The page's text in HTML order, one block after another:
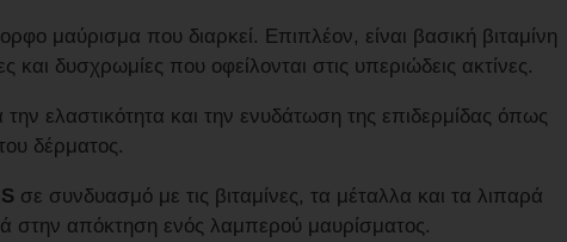
μαύρισμα που διαρκεί. Επιπλέον, είναι βασική βιταμίνη
και δυσχρωμίες που οφείλονται στις υπεριώδεις ακτίνες.
την ελαστικότητα και την ενυδάτωση της επιδερμίδας όπως
δέρματος.
σε συνδυασμό με τις βιταμίνες, τα μέταλλα και τα λιπαρά
στην απόκτηση ενός λαμπερού μαυρίσματος.